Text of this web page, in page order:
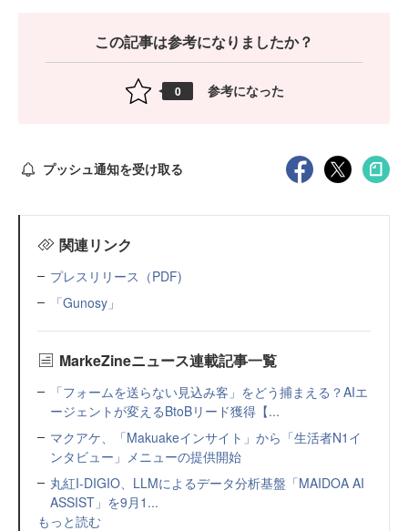
この記事は参考になりましたか？
0 参考になった
プッシュ通知を受け取る
関連リンク
プレスリリース（PDF)
「Gunosy」
MarkeZineニュース連載記事一覧
「フォームを送らない見込み客」をどう捕まえる？AIエ
ージェントが変えるBtoBリード獲得【...
マクアケ、「Makuakeインサイト」から「生活者N1イ
ンタビュー」メニューの提供開始
丸紅I-DIGIO、LLMによるデータ分析基盤「MAIDOA AI
ASSIST」を9月1...
もっと読む